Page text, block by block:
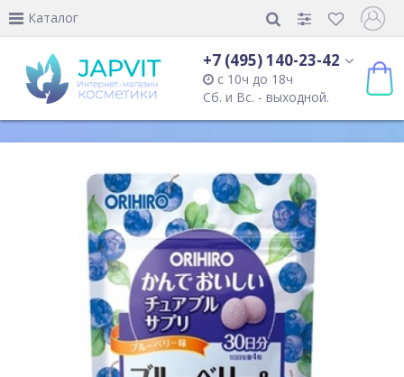
Каталог
+7 (495) 140-23-42
с 10ч до 18ч
Сб. и Вс. - выходной.